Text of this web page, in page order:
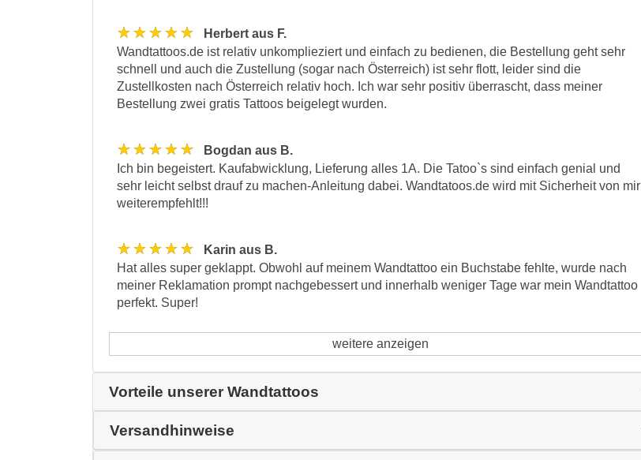
★★★★★
Herbert aus F.
Wandtattoos.de ist relativ unkomplieziert und einfach zu bedienen, die Bestellung geht sehr
schnell und auch die Zustellung (sogar nach Österreich) ist sehr flott, leider sind die
Zustellkosten nach Österreich relativ hoch. Ich war sehr positiv überrascht, dass meiner
Bestellung zwei gratis Tattoos beigelegt wurden.
★★★★★
Bogdan aus B.
Ich bin begeistert. Kaufabwicklung, Lieferung alles 1A. Die Tatoo`s sind einfach genial und
sehr leicht selbst drauf zu machen-Anleitung dabei. Wandtatoos.de wird mit Sicherheit von mir
weiterempfehlt!!!
★★★★★
Karin aus B.
Hat alles super geklappt. Obwohl auf meinem Wandtattoo ein Buchstabe fehlte, wurde nach
meiner Reklamation prompt nachgebessert und innerhalb weniger Tage war mein Wandtattoo
perfekt. Super!
weitere anzeigen
Vorteile unserer Wandtattoos
Versandhinweise